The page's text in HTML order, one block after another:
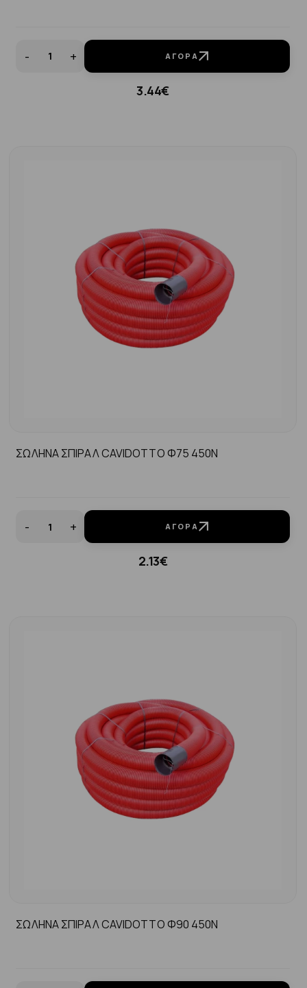
- + ΑΓΟΡΆ
3.44€
ΣΩΛΗΝΑ ΣΠΙΡΑΛ CAVIDOTTO Φ75 450N
- + ΑΓΟΡΆ
2.13€
ΣΩΛΗΝΑ ΣΠΙΡΑΛ CAVIDOTTO Φ90 450N